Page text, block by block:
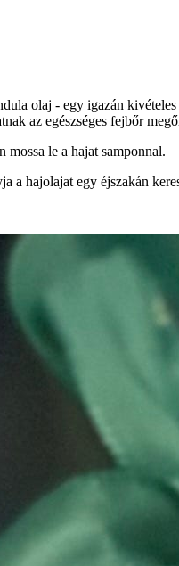
olaj - egy igazán
az egészséges fejbőr
le a hajat samponnal.
a hajolajat egy éjszakán